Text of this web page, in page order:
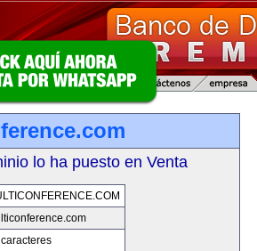
lo ha puesto en Venta